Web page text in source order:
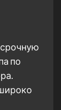
по